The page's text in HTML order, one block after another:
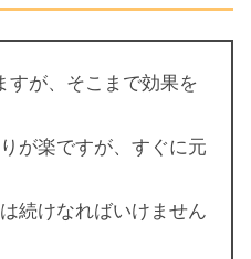
すが、そこまで効果を
が楽ですが、すぐに元
続けなればいけません